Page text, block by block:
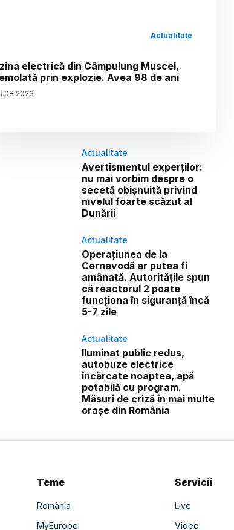
Actualitate
electrică din Câmpulung Muscel,
prin explozie. Avea 98 de ani
.08.2026
Actualitate
Avertismentul experților:
nu mai vorbim despre o
secetă obișnuită privind
nivelul foarte scăzut al
Dunării
Actualitate
Operațiunea de la
Cernavodă ar putea fi
amânată. Autoritățile spun
că reactorul 2 poate
funcționa în siguranță încă
5-7 zile
Actualitate
Iluminat public redus,
autobuze electrice
încărcate noaptea, apă
potabilă cu program.
Măsuri de criză în mai multe
orașe din România
Teme
România
MyEurope
Servicii
Live
Video